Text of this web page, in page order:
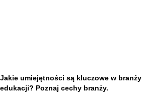
Jakie umiejętności są kluczowe w branży
edukacji? Poznaj cechy branży.